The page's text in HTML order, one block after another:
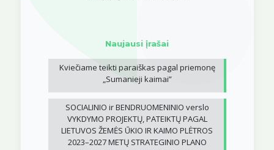
Naujausi įrašai
Kviečiame teikti paraiškas pagal priemonę
„Sumanieji kaimai”
SOCIALINIO ir BENDRUOMENINIO verslo
VYKDYMO PROJEKTŲ, PATEIKTŲ PAGAL
LIETUVOS ŽEMĖS ŪKIO IR KAIMO PLĖTROS
2023–2027 METŲ STRATEGINIO PLANO